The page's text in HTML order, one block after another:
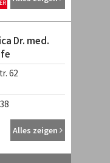
Dr. med.
62
Alles zeigen